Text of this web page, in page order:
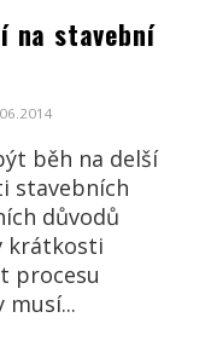
na stavební
běh na delší
stavebních
důvodů
krátkosti
procesu
musí...